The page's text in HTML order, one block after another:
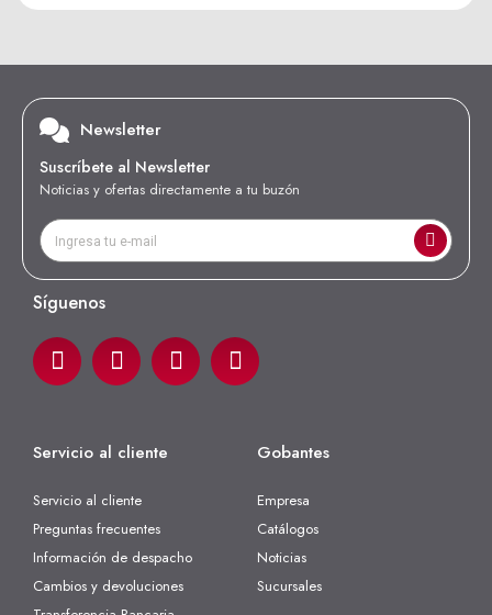
Newsletter
Suscríbete al Newsletter
Noticias y ofertas directamente a tu buzón
Síguenos
Servicio al cliente
Servicio al cliente
Preguntas frecuentes
Información de despacho
Cambios y devoluciones
Gobantes
Empresa
Catálogos
Noticias
Sucursales